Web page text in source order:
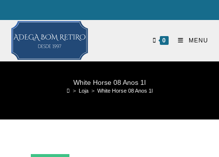
0 MENU
White Horse 08 Anos 1l
> Loja > White Horse 08 Anos 1l